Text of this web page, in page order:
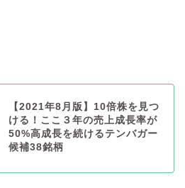
【2021年8月版】10倍株を見つ
ける！ここ３年の売上成長率が
50%高成長を続けるテンバガー
候補38銘柄